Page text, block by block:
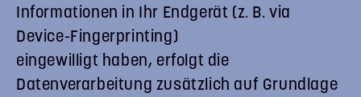
Informationen in Ihr Endgerät (z. B. via
Device-Fingerprinting)
eingewilligt haben, erfolgt die
Datenverarbeitung zusätzlich auf Grundlage